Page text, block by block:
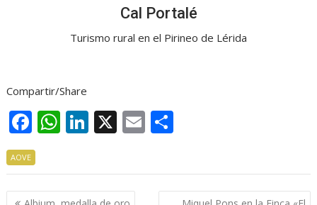
Cal Portalé
Turismo rural en el Pirineo de Lérida
Compartir/Share
F
ac
e
b
W
at
s
Li
k
e
X E
ai m
p
AOVE
Navegación